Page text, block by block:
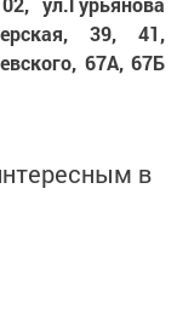
39, 41,
67А, 67Б
в